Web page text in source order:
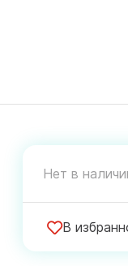
Нет в
В